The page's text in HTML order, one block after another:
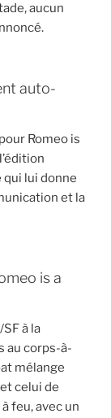
aucun
auto-
Romeo is
qui lui donne
et la
is a
à la
au corps-à-
mélange
celui de
feu, avec un